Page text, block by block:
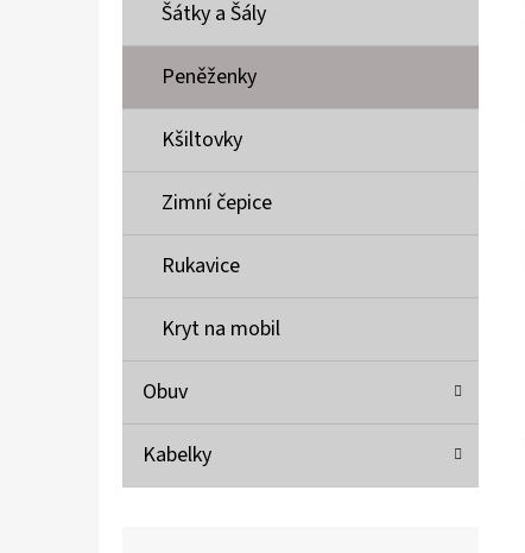
Šátky a Šály
Peněženky
Kšiltovky
Zimní čepice
Rukavice
Kryt na mobil
Obuv
Kabelky
MUSTANG PÁSEK